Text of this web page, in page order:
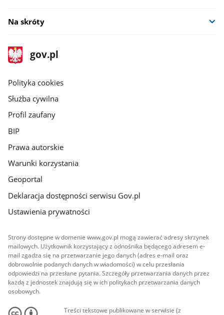
Na skróty
stopka
gov.pl
Strona
gov.pl
gov.pl
Polityka cookies
Służba cywilna
Profil zaufany
BIP
Prawa autorskie
Warunki korzystania
Geoportal
Deklaracja dostępności serwisu Gov.pl
Ustawienia prywatności
Strony dostępne w domenie www.gov.pl mogą zawierać adresy skrzynek
mailowych. Użytkownik korzystający z odnośnika będącego adresem e-
mail zgadza się na przetwarzanie jego danych (adres e-mail oraz
dobrowolnie podanych danych w wiadomości) w celu przesłania
odpowiedzi na przesłane pytania. Szczegóły przetwarzania danych przez
każdą z jednostek znajdują się w ich politykach przetwarzania danych
osobowych.
Treści tekstowe publikowane w serwisie (z